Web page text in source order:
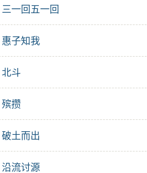
三一回五一回
惠子知我
北斗
殡攒
破土而出
沿流讨源